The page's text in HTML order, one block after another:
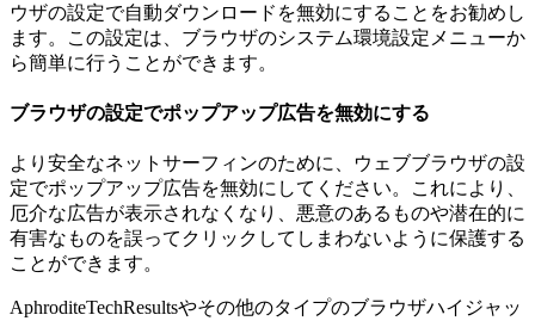
ウザの設定で自動ダウンロードを無効にすることをお勧めし
ます。この設定は、ブラウザのシステム環境設定メニューか
ら簡単に行うことができます。
ブラウザの設定でポップアップ広告を無効にする
より安全なネットサーフィンのために、ウェブブラウザの設
定でポップアップ広告を無効にしてください。これにより、
厄介な広告が表示されなくなり、悪意のあるものや潜在的に
有害なものを誤ってクリックしてしまわないように保護する
ことができます。
AphroditeTechResultsやその他のタイプのブラウザハイジャッ